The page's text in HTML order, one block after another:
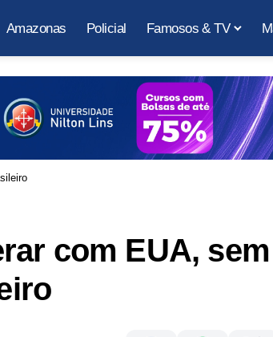
Amazonas Policial Famosos & TV
com EUA, sem